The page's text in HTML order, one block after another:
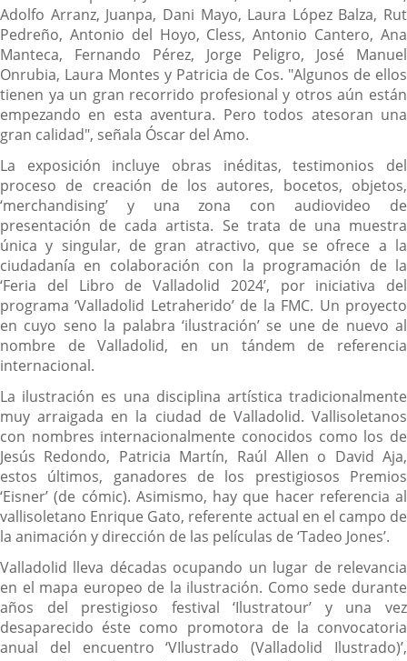
Adolfo Arranz, Juanpa, Dani Mayo, Laura López Balza, Rut
Pedreño, Antonio del Hoyo, Cless, Antonio Cantero, Ana
Manteca, Fernando Pérez, Jorge Peligro, José Manuel
Onrubia, Laura Montes y Patricia de Cos. "Algunos de ellos
tienen ya un gran recorrido profesional y otros aún están
empezando en esta aventura. Pero todos atesoran una
gran calidad", señala Óscar del Amo.
La exposición incluye obras inéditas, testimonios del
proceso de creación de los autores, bocetos, objetos,
‘merchandising’ y una zona con audiovideo de
presentación de cada artista. Se trata de una muestra
única y singular, de gran atractivo, que se ofrece a la
ciudadanía en colaboración con la programación de la
‘Feria del Libro de Valladolid 2024’, por iniciativa del
programa ‘Valladolid Letraherido’ de la FMC. Un proyecto
en cuyo seno la palabra ‘ilustración’ se une de nuevo al
nombre de Valladolid, en un tándem de referencia
internacional.
La ilustración es una disciplina artística tradicionalmente
muy arraigada en la ciudad de Valladolid. Vallisoletanos
con nombres internacionalmente conocidos como los de
Jesús Redondo, Patricia Martín, Raúl Allen o David Aja,
estos últimos, ganadores de los prestigiosos Premios
‘Eisner’ (de cómic). Asimismo, hay que hacer referencia al
vallisoletano Enrique Gato, referente actual en el campo de
la animación y dirección de las películas de ‘Tadeo Jones’.
Valladolid lleva décadas ocupando un lugar de relevancia
en el mapa europeo de la ilustración. Como sede durante
años del prestigioso festival ‘Ilustratour’ y una vez
desaparecido éste como promotora de la convocatoria
anual del encuentro ‘VIlustrado (Valladolid Ilustrado)’,